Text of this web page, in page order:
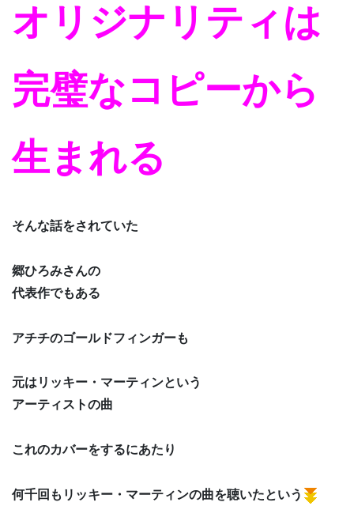
オリジナリティは
完璧なコピーから
生まれる
そんな話をされていた
郷ひろみさんの
代表作でもある
アチチのゴールドフィンガーも
元はリッキー・マーティンという
アーティストの曲
これのカバーをするにあたり
何千回もリッキー・マーティンの曲を聴いたという